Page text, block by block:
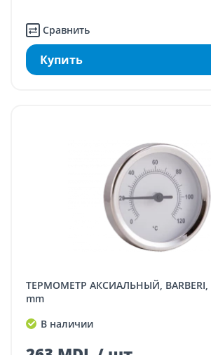
Сравнить
Купить
ТЕРМОМЕТР АКСИАЛЬНЫЙ, BARBERI, 0-120 C, D 51
mm
В наличии